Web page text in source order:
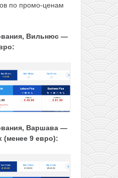
по промо-ценам
Вильнюс —
Варшава —
(менее 9 евро):